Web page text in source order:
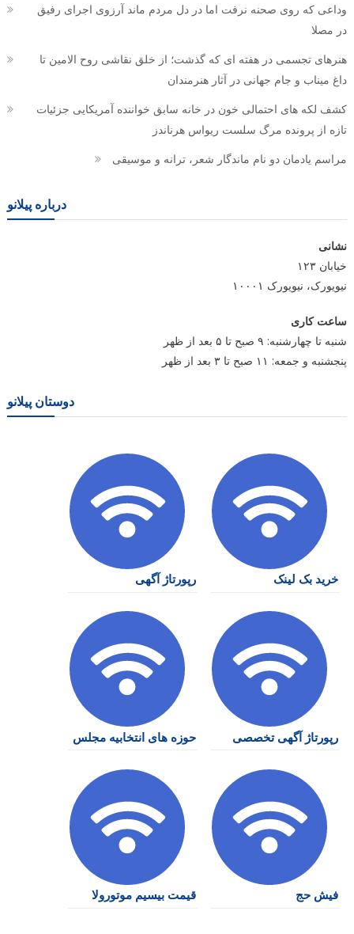
وداعی که روی صحنه نرفت اما در دل مردم ماند آرزوی اجرای رفیق
در مصلا
هنرهای تجسمی در هفته ای که گذشت؛ از خلق نقاشی روح الامین تا
داغ میناب و جام جهانی در آثار هنرمندان
کشف لکه های احتمالی خون در خانه سابق خواننده آمریکایی جزئیات
تازه از پرونده مرگ سلست ریواس هرناندز
مراسم یادمان دو نام ماندگار شعر، ترانه و موسیقی
درباره پیلانو
نشانی
خیابان ۱۲۳
نیویورک، نیویورک ۱۰۰۰۱
ساعت کاری
شنبه تا چهارشنبه: ۹ صبح تا ۵ بعد از ظهر
پنجشنبه و جمعه: ۱۱ صبح تا ۳ بعد از ظهر
دوستان پیلانو
خرید بک لینک رپورتاژ آگهی
رپورتاژ آگهی تخصصی حوزه های انتخابیه مجلس
فیش حج قیمت بیسیم موتورولا